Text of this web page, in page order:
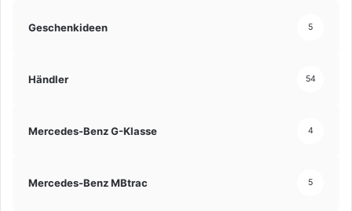
Geschenkideen 5
Händler 54
Mercedes-Benz G-Klasse 4
Mercedes-Benz MBtrac 5